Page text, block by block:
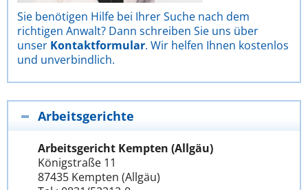
Sie benötigen Hilfe bei Ihrer Suche nach dem
richtigen Anwalt? Dann schreiben Sie uns über
unser Kontaktformular. Wir helfen Ihnen kostenlos
und unverbindlich.
Arbeitsgerichte
Arbeitsgericht Kempten (Allgäu)
Königstraße 11
87435 Kempten (Allgäu)